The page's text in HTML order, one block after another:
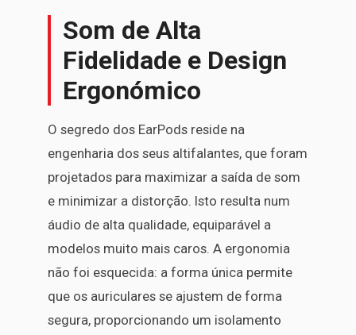
Som de Alta
Fidelidade e Design
Ergonómico
O segredo dos EarPods reside na
engenharia dos seus altifalantes, que foram
projetados para maximizar a saída de som
e minimizar a distorção. Isto resulta num
áudio de alta qualidade, equiparável a
modelos muito mais caros. A ergonomia
não foi esquecida: a forma única permite
que os auriculares se ajustem de forma
segura, proporcionando um isolamento